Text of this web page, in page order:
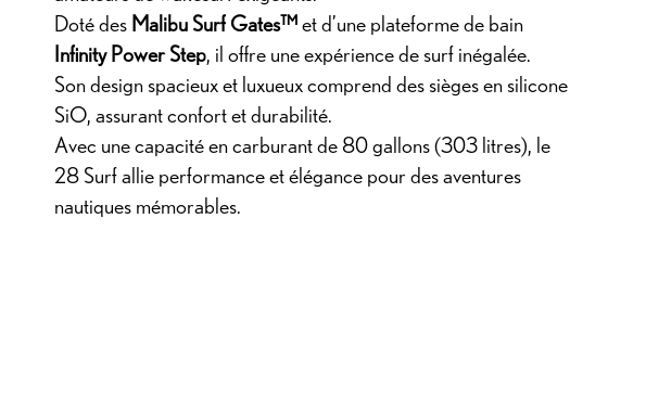
Doté des Malibu Surf Gates™ et d’une plateforme de bain
Infinity Power Step, il offre une expérience de surf inégalée.
Son design spacieux et luxueux comprend des sièges en silicone
SiO, assurant confort et durabilité.
Avec une capacité en carburant de 80 gallons (303 litres), le
28 Surf allie performance et élégance pour des aventures
nautiques mémorables.